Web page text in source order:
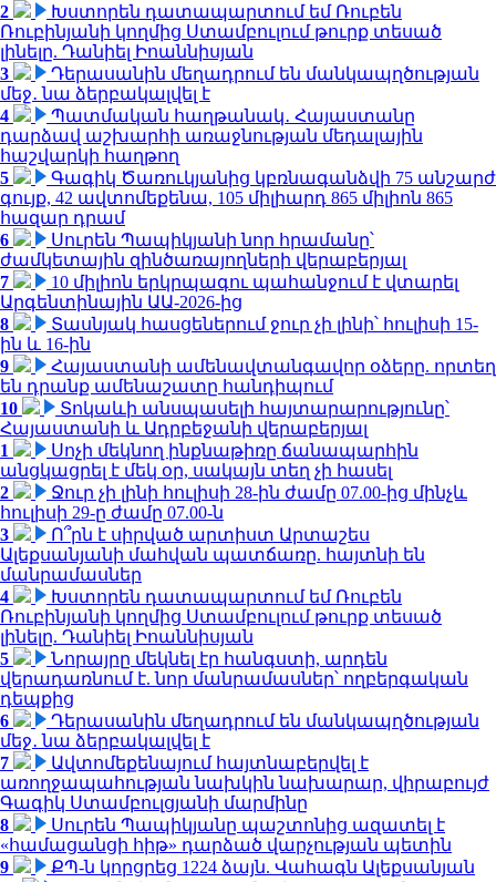
2
Խստորեն դատապարտում եմ Ռուբեն
Ռուբինյանի կողմից Ստամբուլում թուրք տեսած
լինելը. Դանիել Իոաննիսյան
3
Դերասանին մեղադրում են մանկապղծության
մեջ․ նա ձերբակալվել է
4
Պատմական հաղթանակ․ Հայաստանը
դարձավ աշխարհի առաջնության մեդալային
հաշվարկի հաղթող
5
Գագիկ Ծառուկյանից կբռնագանձվի 75 անշարժ
գույք, 42 ավտոմեքենա, 105 միլիարդ 865 միլիոն 865
հազար դրամ
6
Սուրեն Պապիկյանի նոր հրամանը՝
ժամկետային զինծառայողների վերաբերյալ
7
10 միլիոն երկրպագու պահանջում է վտարել
Արգենտինային ԱԱ-2026-ից
8
Տասնյակ հասցեներում ջուր չի լինի՝ հուլիսի 15-
ին և 16-ին
9
Հայաստանի ամենավտանգավոր օձերը. որտեղ
են դրանք ամենաշատը հանդիպում
10
Տոկաևի անսպասելի հայտարարությունը՝
Հայաստանի և Ադրբեջանի վերաբերյալ
1
Սոչի մեկնող ինքնաթիռը ճանապարհին
անցկացրել է մեկ օր, սակայն տեղ չի հասել
2
Ջուր չի լինի հուլիսի 28-ին ժամը 07.00-ից մինչև
հուլիսի 29-ը ժամը 07.00-ն
3
Ո՞րն է սիրված արտիստ Արտաշես
Ալեքսանյանի մահվան պատճառը. հայտնի են
մանրամասներ
4
Խստորեն դատապարտում եմ Ռուբեն
Ռուբինյանի կողմից Ստամբուլում թուրք տեսած
լինելը. Դանիել Իոաննիսյան
5
Նորայրը մեկնել էր հանգստի, արդեն
վերադառնում է. նոր մանրամասներ՝ ողբերգական
դեպքից
6
Դերասանին մեղադրում են մանկապղծության
մեջ․ նա ձերբակալվել է
7
Ավտոմեքենայում հայտնաբերվել է
առողջապահության նախկին նախարար, վիրաբույժ
Գագիկ Ստամբուլցյանի մարմինը
8
Սուրեն Պապիկյանը պաշտոնից ազատել է
«համացանցի հիթ» դարձած վարչության պետին
9
ՔՊ-ն կորցրեց 1224 ձայն. Վահագն Ալեքսանյան